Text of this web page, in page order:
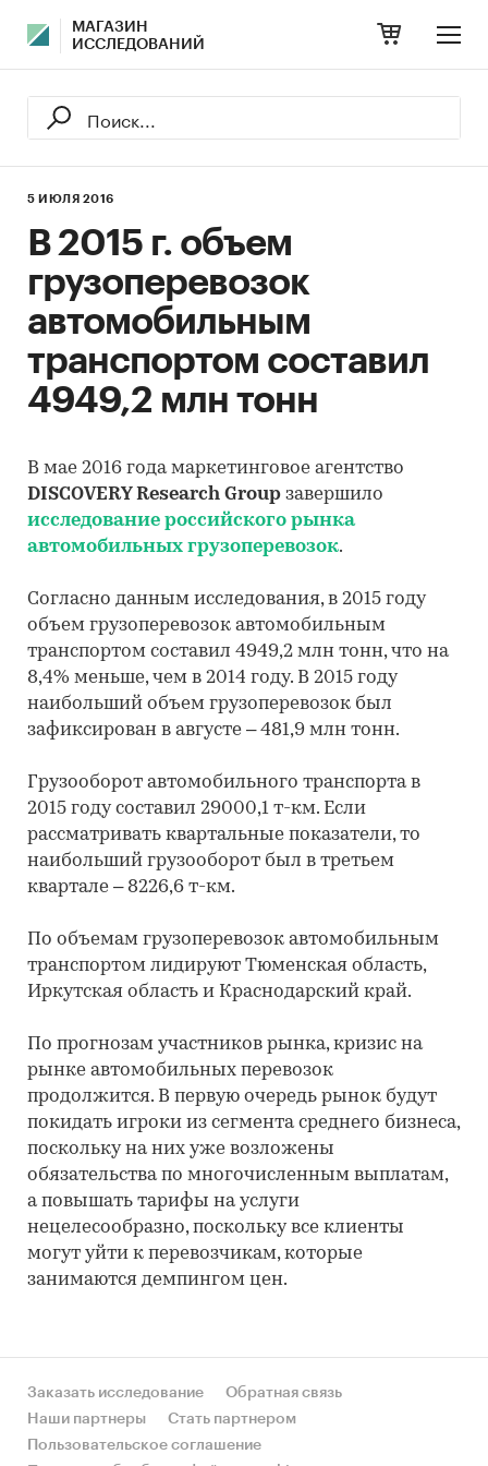
МАГАЗИН
ИССЛЕДОВАНИЙ
5 ИЮЛЯ 2016
В 2015 г. объем
грузоперевозок
автомобильным
транспортом составил
4949,2 млн тонн
В мае 2016 года маркетинговое агентство
DISCOVERY Research Group завершило
исследование российского рынка
автомобильных грузоперевозок.
Согласно данным исследования, в 2015 году
объем грузоперевозок автомобильным
транспортом составил 4949,2 млн тонн, что на
8,4% меньше, чем в 2014 году. В 2015 году
наибольший объем грузоперевозок был
зафиксирован в августе – 481,9 млн тонн.
Грузооборот автомобильного транспорта в
2015 году составил 29000,1 т-км. Если
рассматривать квартальные показатели, то
наибольший грузооборот был в третьем
квартале – 8226,6 т-км.
По объемам грузоперевозок автомобильным
транспортом лидируют Тюменская область,
Иркутская область и Краснодарский край.
По прогнозам участников рынка, кризис на
рынке автомобильных перевозок
продолжится. В первую очередь рынок будут
покидать игроки из сегмента среднего бизнеса,
поскольку на них уже возложены
обязательства по многочисленным выплатам,
а повышать тарифы на услуги
нецелесообразно, поскольку все клиенты
могут уйти к перевозчикам, которые
занимаются демпингом цен.
Заказать исследование
Обратная связь
Наши партнеры
Стать партнером
Пользовательское соглашение